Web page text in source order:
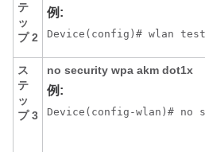
テ
ッ
プ 2
例:
Device(config)# wlan
ス
テ
ッ
プ 3
no security wpa akm dot1x
例:
Device(config-wlan)# no